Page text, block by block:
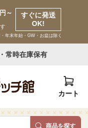
～
すぐに発送
OK!
年末年始・GW・お盆は除く
常時在庫保有
カート
商品を探す
ト 様